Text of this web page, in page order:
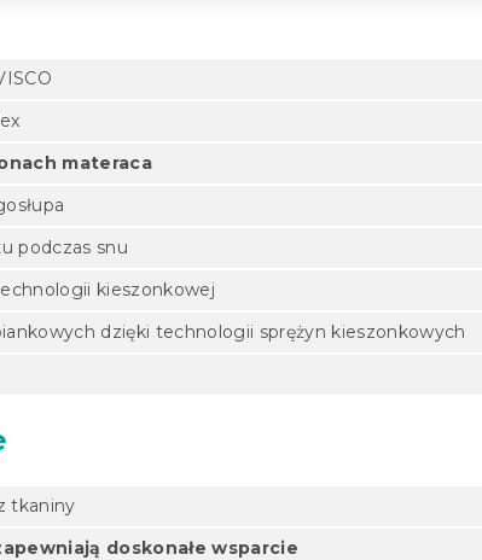
materaca
podczas snu
kieszonkowej
dzięki technologii sprężyn kieszonkowych
tkaniny
doskonałe wsparcie